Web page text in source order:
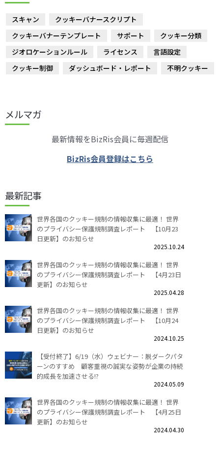
スキャン
クッキーバナースクリプト
クッキーバナーテンプレート
サポート
クッキー分類
ジオロケーションルール
ライセンス
言語設定
クッキー制御
ダッシュボード・レポート 不明クッキー
メルマガ
最新情報をBizRis会員に毎週配信
BizRis会員登録はこちら
最新記事
世界各国のクッキー規制の情報収集に最適！ 世界
のプライバシー保護規制調査レポート 【10月23
日更新】のお知らせ
2025.10.24
世界各国のクッキー規制の情報収集に最適！ 世界
のプライバシー保護規制調査レポート 【4月23日
更新】のお知らせ
2025.04.28
世界各国のクッキー規制の情報収集に最適！ 世界
のプライバシー保護規制調査レポート 【10月24
日更新】のお知らせ
2024.10.25
【受付終了】6/19（水）ウェビナー：脱ダークパタ
ーンのすすめ 顧客重視の誠実な姿勢が企業の持続
的成長を加速させる!?
2024.05.09
世界各国のクッキー規制の情報収集に最適！ 世界
のプライバシー保護規制調査レポート 【4月25日
更新】のお知らせ
2024.04.30